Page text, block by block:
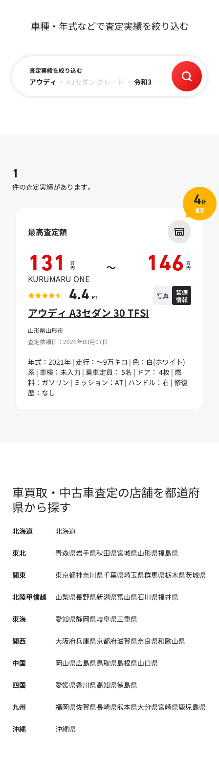
車種・年式などで査定実績を絞り込む
査定実績を絞り込む
アウディ ・ A3セダン グレード ・ 令和3年(2021) ・～9万キ
1
件の査定実績があります。
山形県山形市
査定依頼日：2026年03月07日
アウディ A3セダン 30 TFSI
年式：2021年 | 走行：～9万キロ | 色：白(ホワイト)
系 | 車検：未入力 | 乗車定員： 5名 | ドア： 4枚 | 燃
料：ガソリン | ミッション：AT | ハンドル：右 | 修復
歴：なし
最高査定額
131 万
円 ～ 146 万
円
KURUMARU ONE
4.4 PT 写真
装備
情報
4社
査定
車買取・中古車査定の店舗を都道府
県から探す
北海道 北海道
東北 青森県岩手県秋田県宮城県山形県福島県
関東 東京都神奈川県千葉県埼玉県群馬県栃木県茨城県
北陸甲信越 山梨県長野県新潟県富山県石川県福井県
東海 愛知県静岡県岐阜県三重県
関西 大阪府兵庫県京都府滋賀県奈良県和歌山県
中国 岡山県広島県鳥取県島根県山口県
四国 愛媛県香川県高知県徳島県
九州 福岡県佐賀県長崎県熊本県大分県宮崎県鹿児島県
沖縄 沖縄県